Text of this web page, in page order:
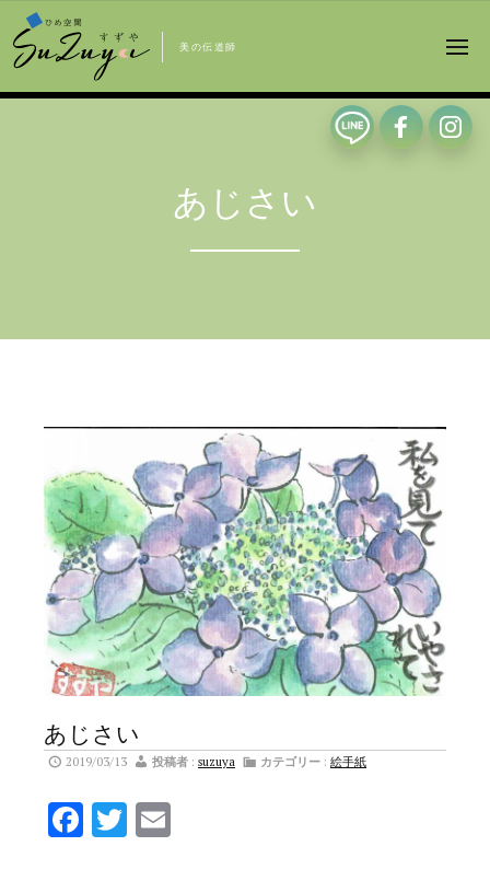
美の伝道師
あじさい
あじさい
2019/03/13 投稿者 : suzuya カテゴリー : 絵手紙
Facebook
Twitter